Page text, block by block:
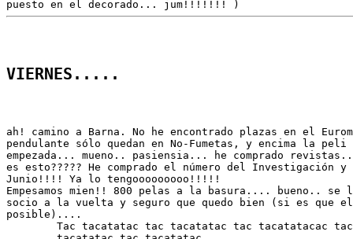
VIERNES.....
ah! camino a Barna. No he encontrado plazas en el
pendulante sólo quedan en No-Fumetas, y encima la
empezada... mueno.. pasiensia... he comprado
es esto????? He comprado el número del Investigación
Junio!!!! Ya lo tengooooooooo!!!!!
Empesamos mien!! 800 pelas a la basura.... bueno..
socio a la vuelta y seguro que quedo bien (si es que
posible)....